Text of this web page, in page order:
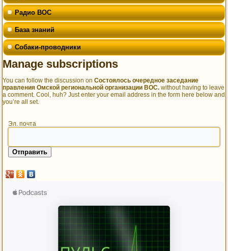
Радио ВОС
База знаний
Собаки-проводники
Manage subscriptions
You can follow the discussion onСостоялось очередное заседание
правления Омской региональной организации ВОС. without having to leave
a comment. Cool, huh? Just enter your email address in the form here below and
you’re all set.
Эл. почта